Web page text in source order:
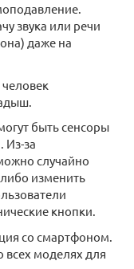
звука или речи
даже на
быть сенсоры
Из-за
случайно
изменить
кнопки.
со смартфоном.
всех моделях для